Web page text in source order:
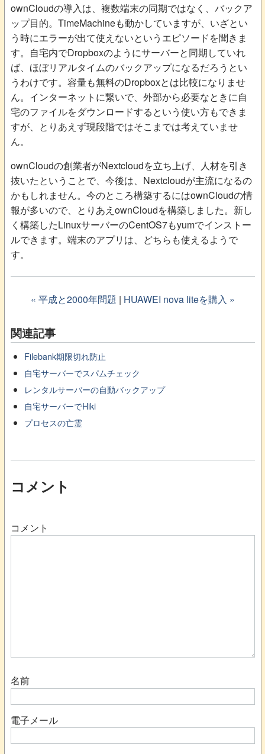
ownCloudの導入は、複数端末の同期ではなく、バックア
ップ目的。TimeMachineも動かしていますが、いざとい
う時にエラーが出て使えないというエピソードを聞きま
す。自宅内でDropboxのようにサーバーと同期していれ
ば、ほぼリアルタイムのバックアップになるだろうとい
うわけです。容量も無料のDropboxとは比較になりませ
ん。インターネットに繋いで、外部から必要なときに自
宅のファイルをダウンロードするという使い方もできま
すが、とりあえず現段階ではそこまでは考えていませ
ん。
ownCloudの創業者がNextcloudを立ち上げ、人材を引き
抜いたということで、今後は、Nextcloudが主流になるの
かもしれません。今のところ構築するにはownCloudの情
報が多いので、とりあえownCloudを構築しました。新し
く構築したLinuxサーバーのCentOS7もyumでインストー
ルできます。端末のアプリは、どちらも使えるようで
す。
« 平成と2000年問題 | HUAWEI nova liteを購入 »
関連記事
Filebank期限切れ防止
自宅サーバーでスパムチェック
レンタルサーバーの自動バックアップ
自宅サーバーでHiki
プロセスの亡霊
コメント
コメント
名前
電子メール